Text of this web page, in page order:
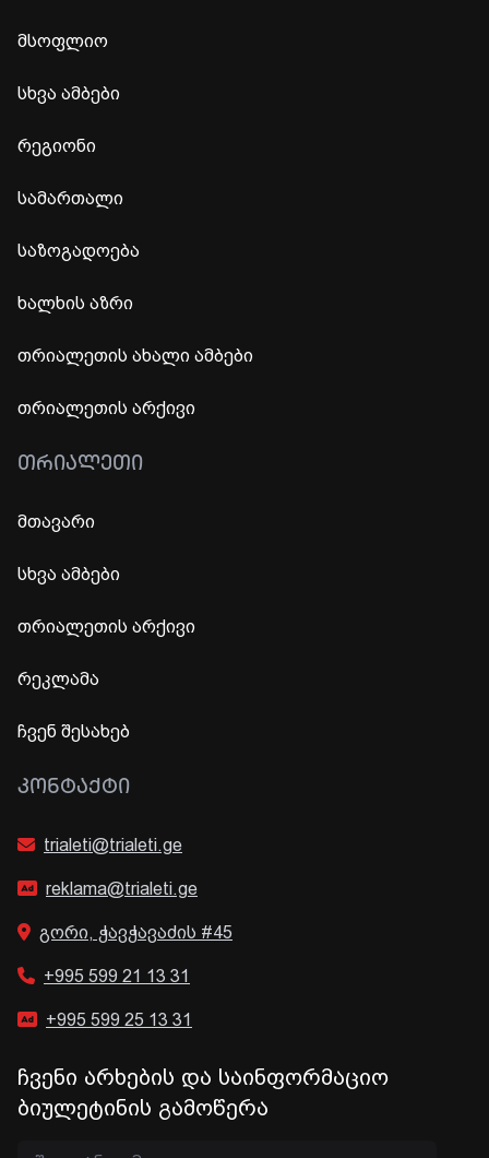
მსოფლიო
სხვა ამბები
რეგიონი
სამართალი
საზოგადოება
ხალხის აზრი
თრიალეთის ახალი ამბები
თრიალეთის არქივი
ᲗᲠᲘᲐᲚᲔᲗᲘ
მთავარი
სხვა ამბები
თრიალეთის არქივი
რეკლამა
ჩვენ შესახებ
ᲙᲝᲜᲢᲐᲥᲢᲘ
trialeti@trialeti.ge
reklama@trialeti.ge
გორი, ჭავჭავაძის #45
+995 599 21 13 31
+995 599 25 13 31
ჩვენი არხების და საინფორმაციო
ბიულეტინის გამოწერა